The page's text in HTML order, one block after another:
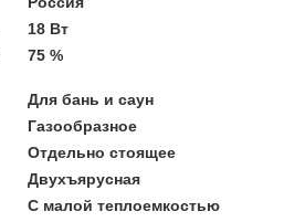
18 Вт
75 %
Для бань и саун
Газообразное
Отдельно стоящее
Двухъярусная
С малой теплоемкостью